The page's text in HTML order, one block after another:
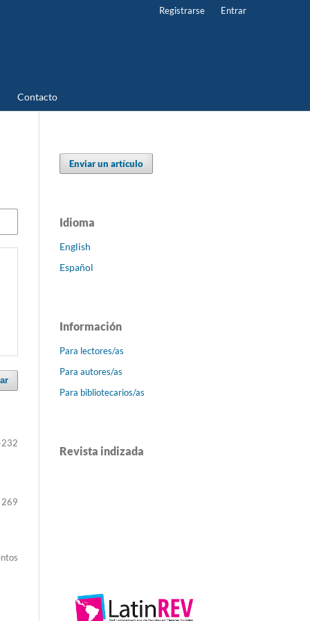
Contacto
Registrarse Entrar
Enviar un artículo
Idioma
English
Español
Información
Para lectores/as
Para autores/as
Para bibliotecarios/as
Revista indizada